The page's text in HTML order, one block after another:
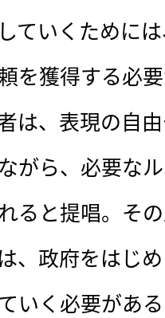
ていくために
を獲得する必
は、表現の自
がら、必要な
ると提唱。そ
、政府をはじ
いく必要があ